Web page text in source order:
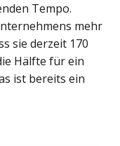
Tempo.
mehr
sie derzeit 170
Hälfte für ein
ist bereits ein